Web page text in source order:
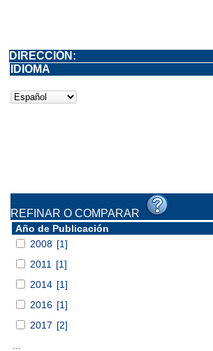
DIRECCIÓN:
IDIOMA
REFINAR O COMPARAR
Año de Publicación
2008 [1]
2011
[1]
2014 [1]
2016 [1]
2017 [2]